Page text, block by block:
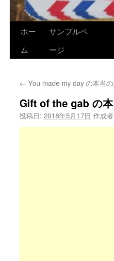
ホー
ム
サンプルペ
ージ
← You made my day の本当
Gift of the gab の
投稿日: 2018年5月17日 作成